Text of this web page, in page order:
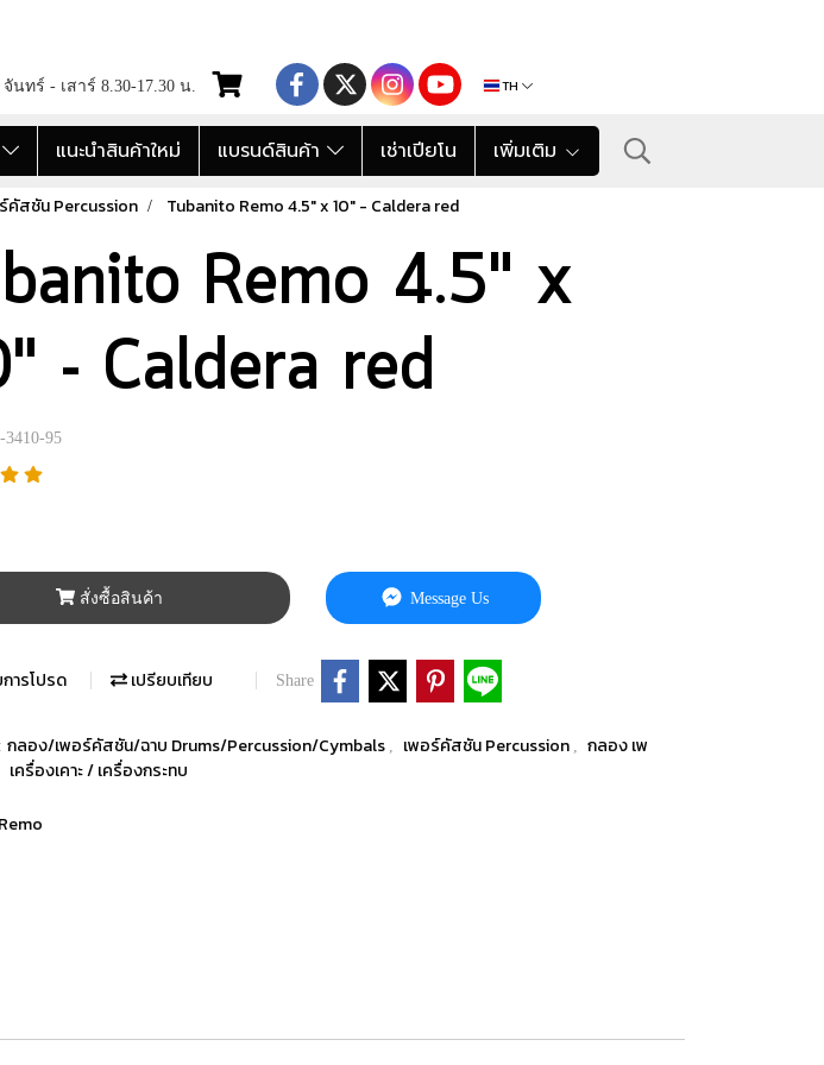
จันทร์ - เสาร์ 8.30-17.30 น. TH
แนะนำสินค้าใหม่ แบรนด์สินค้า เช่าเปียโน เพิ่มเติม
คัสชัน Percussion Tubanito Remo 4.5" x 10" - Caldera red
Remo 4.5" x
- Caldera red
95
สั่งซื้อสินค้า Message Us
ารโปรด เปรียบเทียบ Share
กลอง/เพอร์คัสชัน/ฉาบ Drums/Percussion/Cymbals เพอร์คัสชัน Percussion
กลอง เพ
เครื่องเคาะ / เครื่องกระทบ
Remo